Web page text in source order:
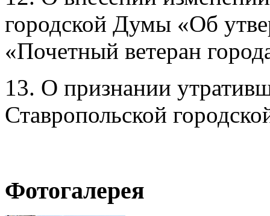
городской Думы «Об
«Почетный ветеран
13. О признании
Ставропольской
Фотогалерея